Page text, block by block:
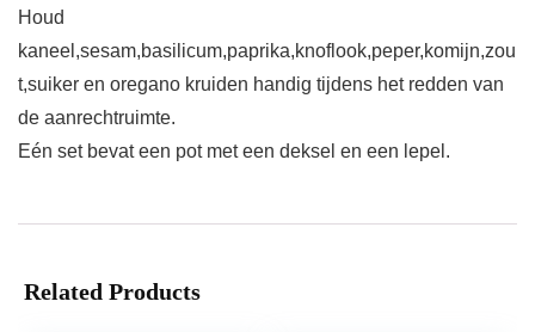
Houd
kaneel,sesam,basilicum,paprika,knoflook,peper,komijn,zou
t,suiker en oregano kruiden handig tijdens het redden van
de aanrechtruimte.
Eén set bevat een pot met een deksel en een lepel.
Related Products